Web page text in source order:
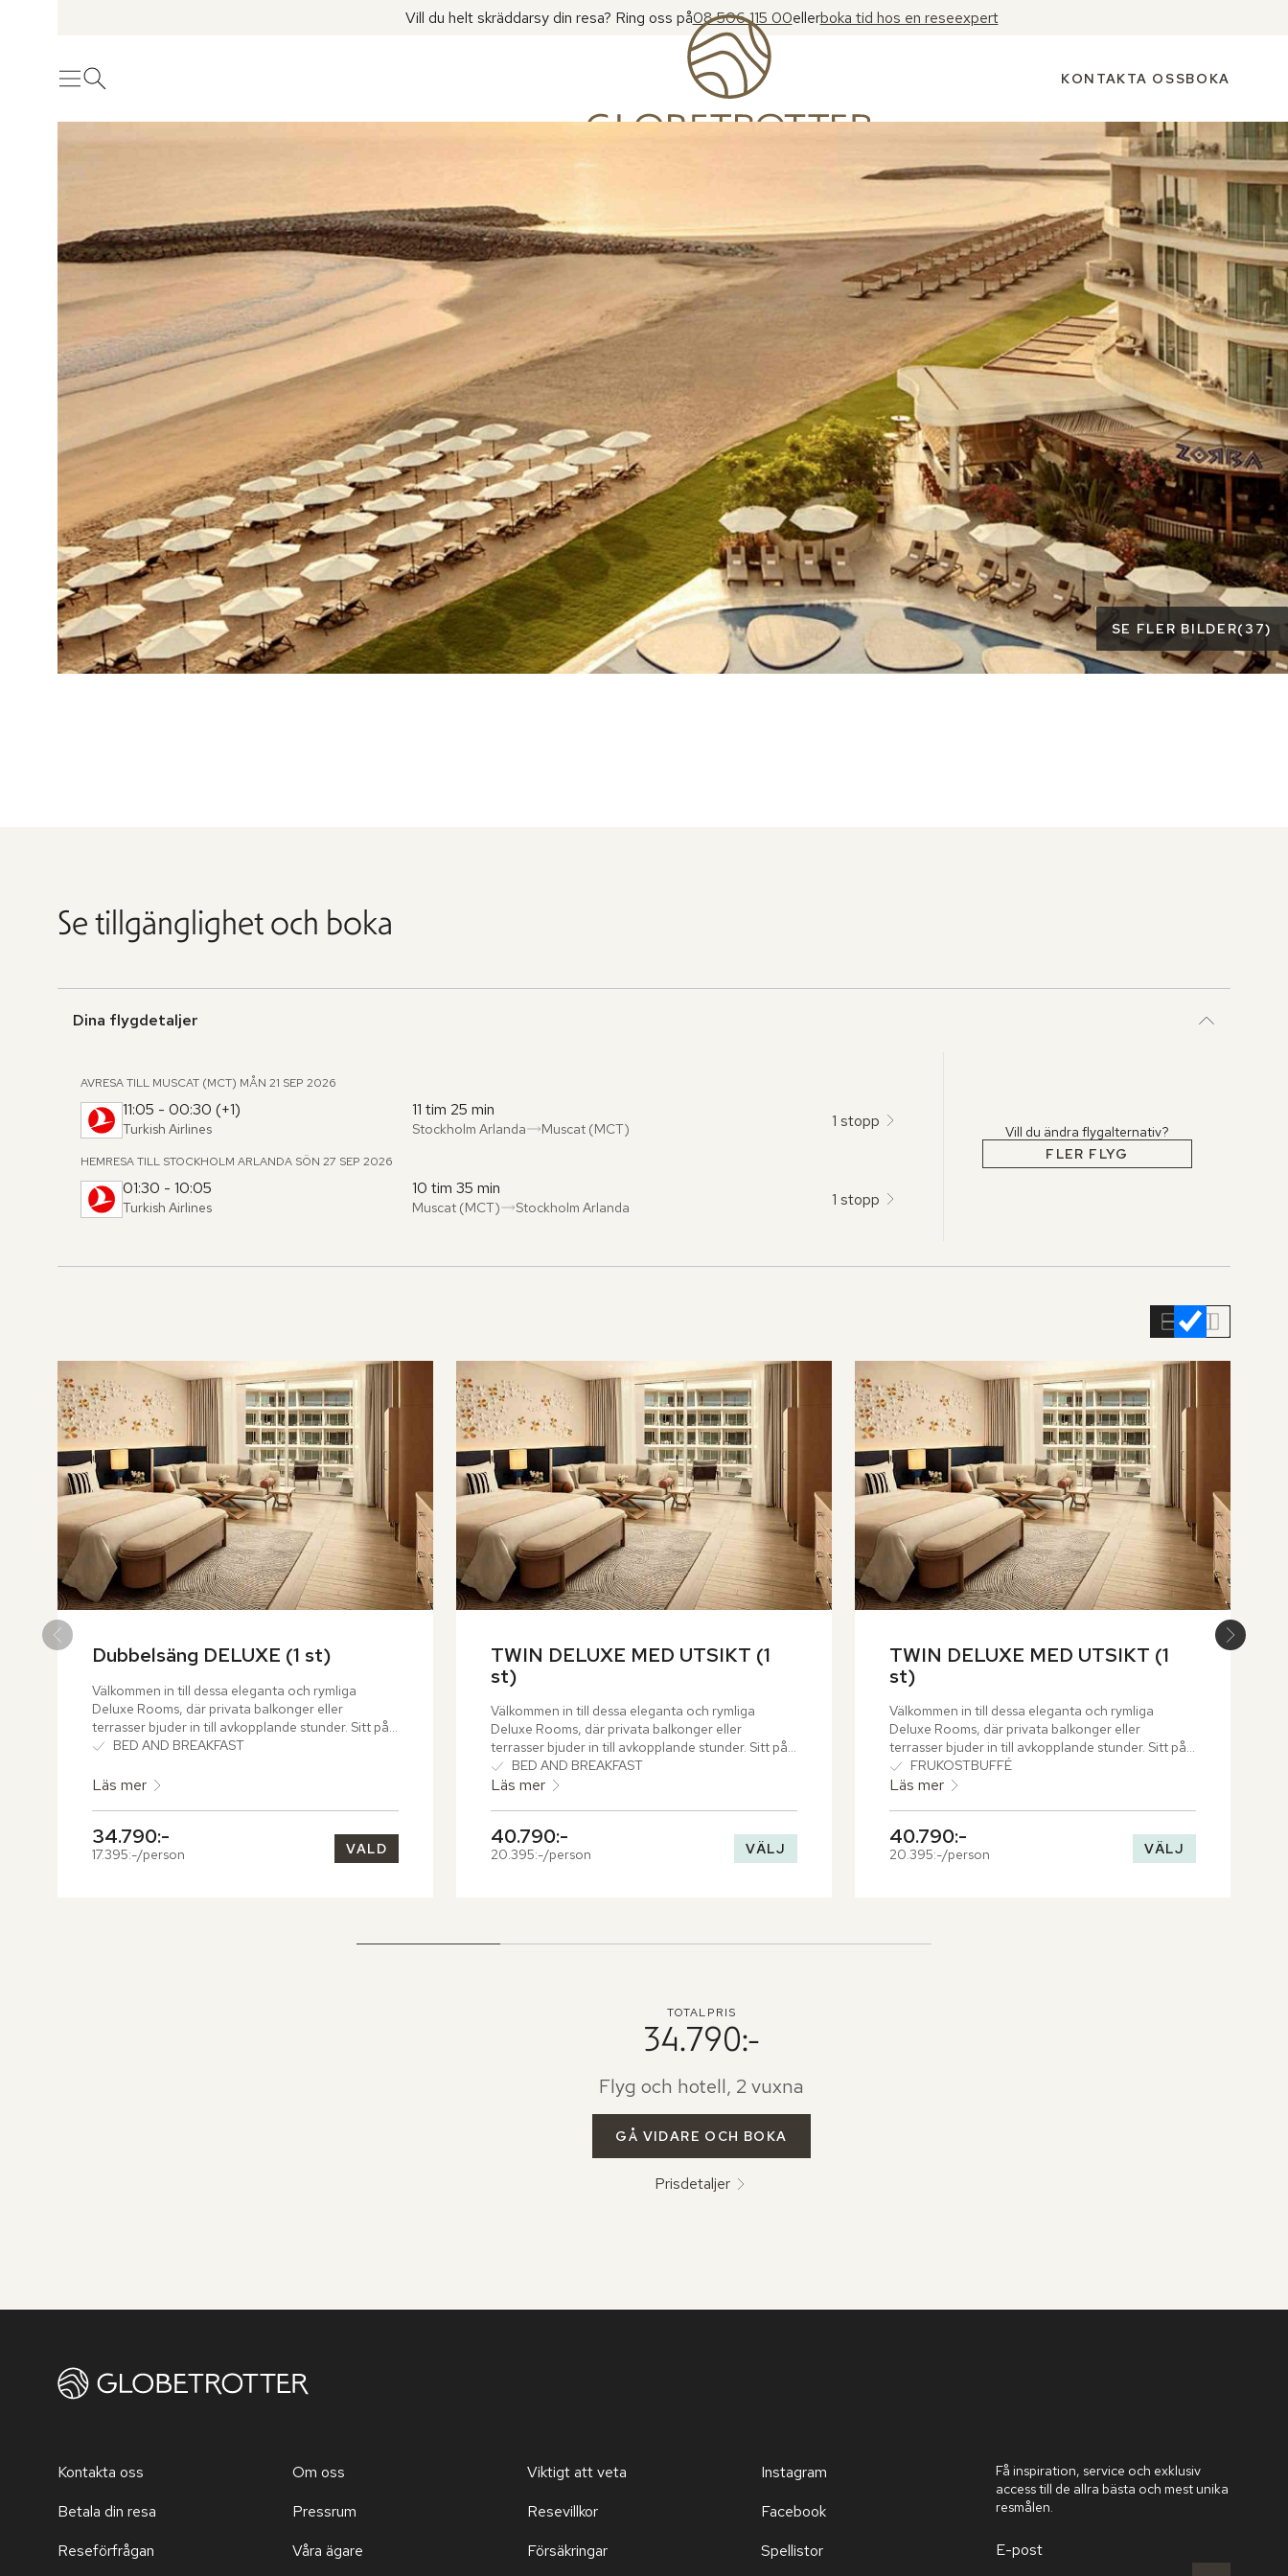
Vill du helt skräddarsy din resa? Ring oss på08 506 115 00ellerboka tid hos en reseexpert
MenyÖppna sök KONTAKTA OSSBOKA
SE FLER BILDER(37)
Se tillgänglighet och boka
Dina flygdetaljer
AVRESA TILL MUSCAT (MCT) MÅN 21 SEP 2026
11:05 - 00:30 (+1)
Turkish Airlines
11 tim 25 min
Från:
Stockholm Arlanda
,till: Muscat (MCT) 1 stopp
HEMRESA TILL STOCKHOLM ARLANDA SÖN 27 SEP 2026
01:30 - 10:05
Turkish Airlines
10 tim 35 min
Från:
Muscat (MCT)
,till: Stockholm Arlanda 1 stopp
Vill du ändra flygalternativ?
FLER FLYG
Dubbelsäng DELUXE (1 st)
Välkommen in till dessa eleganta och rymliga
Deluxe Rooms, där privata balkonger eller
terrasser bjuder in till avkopplande stunder. Sitt på
de sköna dynorna och se ut över Muskats
BED AND BREAKFAST
Läs mer
34.790:-
17.395:-/person VALD
TWIN DELUXE MED UTSIKT (1
st)
Välkommen in till dessa eleganta och rymliga
Deluxe Rooms, där privata balkonger eller
terrasser bjuder in till avkopplande stunder. Sitt på
de sköna dynorna och se ut över Muskats
häpnadsväckande omgivning.
BED AND BREAKFAST
Läs mer
40.790:-
20.395:-/person VÄLJ
TWIN DELUXE MED UTSIKT (1
st)
Välkommen in till dessa eleganta och rymliga
Deluxe Rooms, där privata balkonger eller
terrasser bjuder in till avkopplande stunder. Sitt på
de sköna dynorna och se ut över Muskats
häpnadsväckande omgivning.
FRUKOSTBUFFÉ
Läs mer
40.790:-
20.395:-/person VÄLJ
TOTALPRIS
34.790:-
Flyg och hotell, 2 vuxna
GÅ VIDARE OCH BOKA
Prisdetaljer
Kontakta oss
Betala din resa
Reseförfrågan
Om oss
Pressrum
Våra ägare
Viktigt att veta
Resevillkor
Försäkringar
Instagram
Facebook
Spellistor
Få inspiration, service och exklusiv
access till de allra bästa och mest unika
resmålen.
E-post